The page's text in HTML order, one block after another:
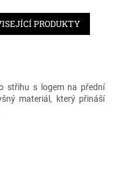
PRODUKTY
střihu s logem na přední
materiál, který přináší